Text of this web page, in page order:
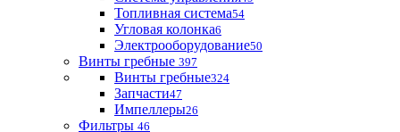
Топливная система54
Угловая колонка6
Электрооборудование50
Винты гребные 397
Винты гребные324
Запчасти47
Импеллеры26
Фильтры 46